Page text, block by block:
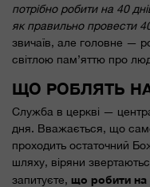
потрібно робити на 40
як правильно провести
звичаїв, але головне —
світлою пам’яттю про
ЩО РОБЛЯТЬ НА
Служба в церкві —
дня. Вважається, що
проходить остаточний
шляху, віряни
запитуєте, що робити на